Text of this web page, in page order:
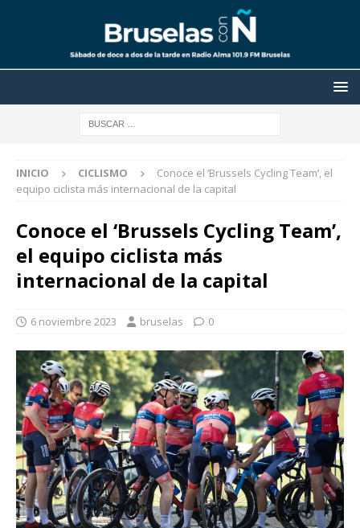
INICIO CICLISMO
Conoce el ‘Brussels Cycling Team’, el
equipo ciclista más internacional de la capital
Conoce el ‘Brussels Cycling Team’,
el equipo ciclista más
internacional de la capital
6 noviembre 2023 bruselas 0